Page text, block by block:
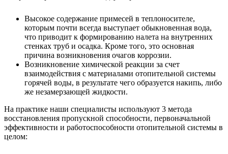
Высокое содержание примесей в теплоносителе,
которым почти всегда выступает обыкновенная вода,
что приводит к формированию налета на внутренних
стенках труб и осадка. Кроме того, это основная
причина возникновения очагов коррозии.
Возникновение химической реакции за счет
взаимодействия с материалами отопительной системы
горячей воды, в результате чего образуется накипь, либо
же незамерзающей жидкости.
На практике наши специалисты используют 3 метода
восстановления пропускной способности, первоначальной
эффективности и работоспособности отопительной системы в
целом: